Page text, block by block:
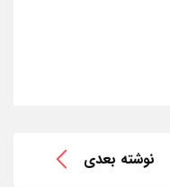
نوشته بعدی